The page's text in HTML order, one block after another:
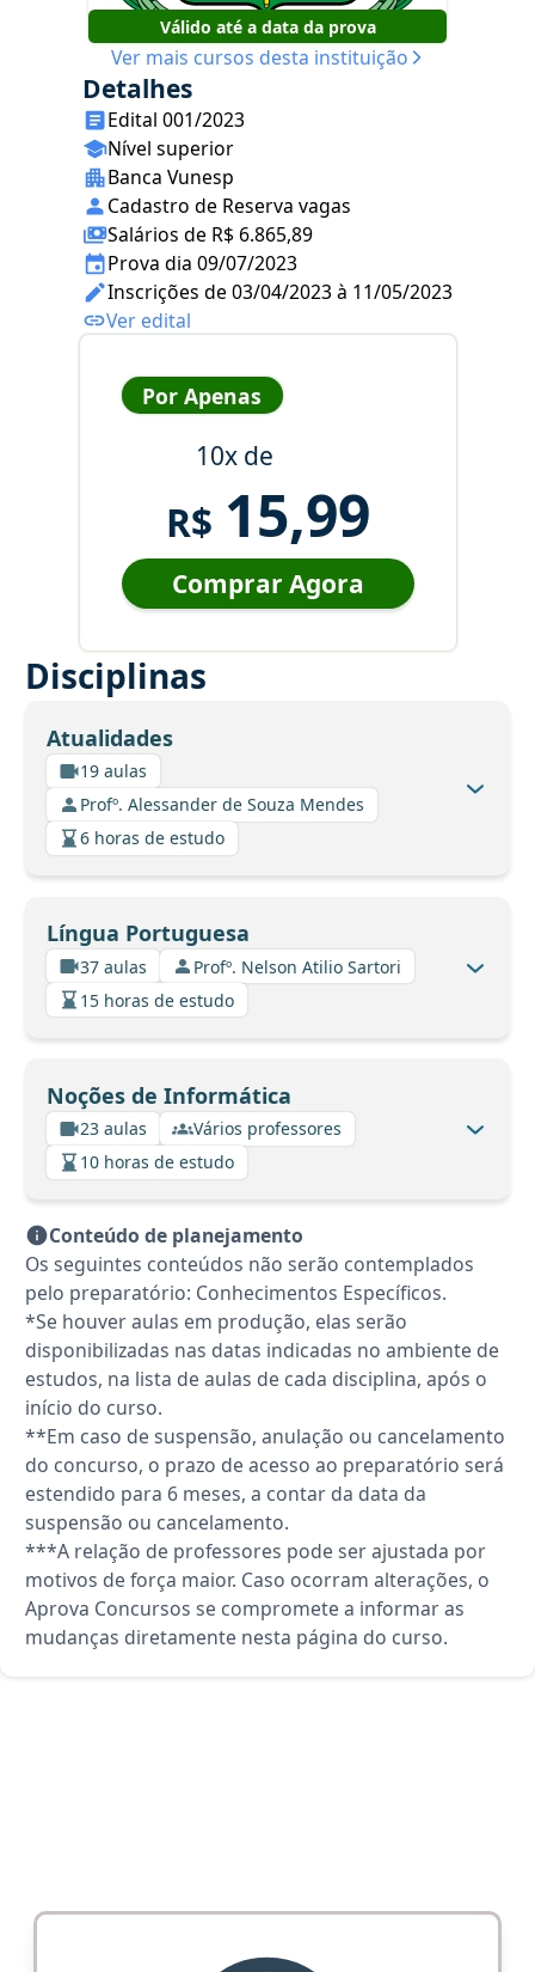
Válido até a data da prova
Ver mais cursos desta instituição
Detalhes
Edital 001/2023
Nível superior
Banca Vunesp
Cadastro de Reserva vagas
Salários de R$ 6.865,89
Prova dia 09/07/2023
Inscrições de 03/04/2023 à 11/05/2023
Ver edital
Por Apenas
10x de
R$ 15,99
Comprar Agora
Disciplinas
Atualidades
19 aulas
Profº. Alessander de Souza Mendes
6 horas de estudo
Língua Portuguesa
37 aulas
Profº. Nelson Atilio Sartori
15 horas de estudo
Noções de Informática
23 aulas
Vários professores
10 horas de estudo
Conteúdo de planejamento
Os seguintes conteúdos não serão contemplados
pelo preparatório: Conhecimentos Específicos.
*Se houver aulas em produção, elas serão
disponibilizadas nas datas indicadas no ambiente de
estudos, na lista de aulas de cada disciplina, após o
início do curso.
**Em caso de suspensão, anulação ou cancelamento
do concurso, o prazo de acesso ao preparatório será
estendido para 6 meses, a contar da data da
suspensão ou cancelamento.
***A relação de professores pode ser ajustada por
motivos de força maior. Caso ocorram alterações, o
Aprova Concursos se compromete a informar as
mudanças diretamente nesta página do curso.